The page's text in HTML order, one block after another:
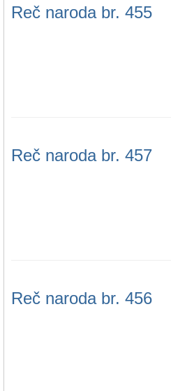
Reč naroda br. 455
Reč naroda br. 457
Reč naroda br. 456